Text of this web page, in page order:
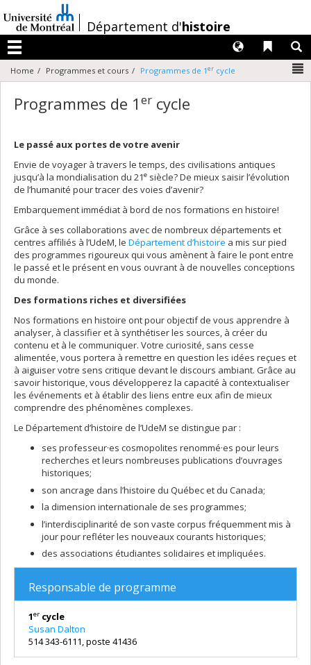
au
contenu
/Département d'histoire
Menu
Liens
Langues
Home Programmes et cours Programmes de 1er cycle
Programmes de 1 er cycle
Le passé aux portes de votre avenir
Envie de voyager à travers le temps, des civilisations antiques
jusqu’à la mondialisation du 21e siècle? De mieux saisir l’évolution
de l’humanité pour tracer des voies d’avenir?
Embarquement immédiat à bord de nos formations en histoire!
Grâce à ses collaborations avec de nombreux départements et
centres affiliés à l’UdeM, le Département d’histoire a mis sur pied
des programmes rigoureux qui vous amènent à faire le pont entre
le passé et le présent en vous ouvrant à de nouvelles conceptions
du monde.
Des formations riches et diversifiées
Nos formations en histoire ont pour objectif de vous apprendre à
analyser, à classifier et à synthétiser les sources, à créer du
contenu et à le communiquer. Votre curiosité, sans cesse
alimentée, vous portera à remettre en question les idées reçues et
à aiguiser votre sens critique devant le discours ambiant. Grâce au
savoir historique, vous développerez la capacité à contextualiser
les événements et à établir des liens entre eux afin de mieux
comprendre des phénomènes complexes.
Le Département d’histoire de l’UdeM se distingue par :
ses professeur·es cosmopolites renommé·es pour leurs
recherches et leurs nombreuses publications d’ouvrages
historiques;
son ancrage dans l’histoire du Québec et du Canada;
la dimension internationale de ses programmes;
l’interdisciplinarité de son vaste corpus fréquemment mis à
jour pour refléter les nouveaux courants historiques;
des associations étudiantes solidaires et impliquées.
Responsable de programme
1er cycle
Susan Dalton
514 343-6111, poste 41436